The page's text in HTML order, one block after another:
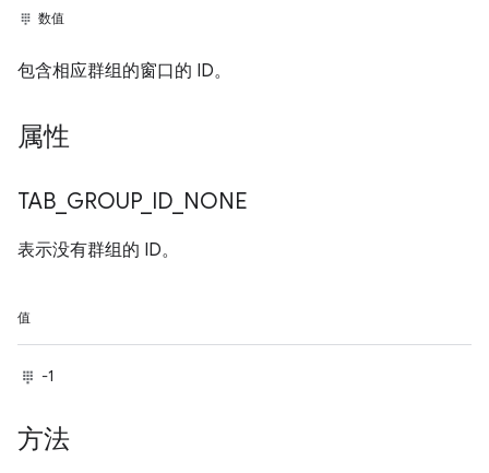
数值
包含相应群组的窗口的 ID。
属性
TAB GROUP_ ID NONE
表示没有群组的 ID。
值
-1
方法